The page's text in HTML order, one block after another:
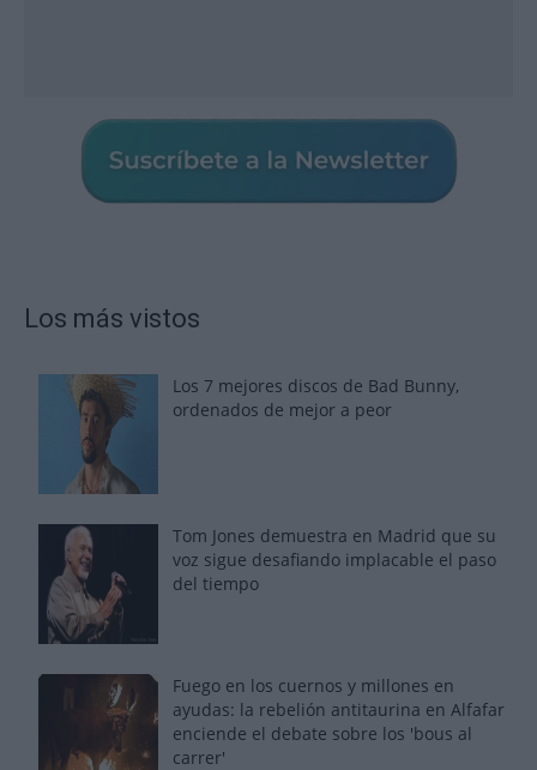
Los más vistos
Los 7 mejores discos de Bad Bunny,
ordenados de mejor a peor
Tom Jones demuestra en Madrid que su
voz sigue desafiando implacable el paso
del tiempo
Fuego en los cuernos y millones en
ayudas: la rebelión antitaurina en Alfafar
enciende el debate sobre los 'bous al
carrer'